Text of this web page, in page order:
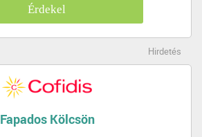
Érdekel
Hirdetés
Fapados Kölcsön